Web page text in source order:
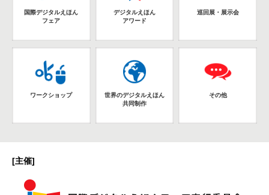
国際デジタルえほん
フェア
デジタルえほん
アワード
巡回展・展示会
ワークショップ
世界のデジタルえほん
共同制作
その他
[主催]